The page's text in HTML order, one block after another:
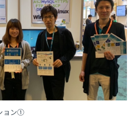
ョン①